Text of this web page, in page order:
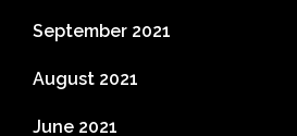
September 2021
August 2021
June 2021